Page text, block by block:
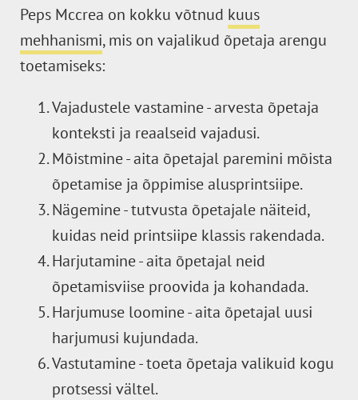
Peps Mccrea on kokku võtnud kuus
mehhanismi, mis on vajalikud õpetaja arengu
toetamiseks:
Vajadustele vastamine - arvesta õpetaja
konteksti ja reaalseid vajadusi.
Mõistmine - aita õpetajal paremini mõista
õpetamise ja õppimise alusprintsiipe.
Nägemine - tutvusta õpetajale näiteid,
kuidas neid printsiipe klassis rakendada.
Harjutamine - aita õpetajal neid
õpetamisviise proovida ja kohandada.
Harjumuse loomine - aita õpetajal uusi
harjumusi kujundada.
Vastutamine - toeta õpetaja valikuid kogu
protsessi vältel.